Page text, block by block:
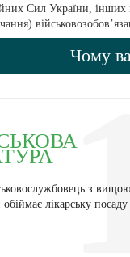
Сил України, інших
Чому
1
з вищою
лікарську посаду